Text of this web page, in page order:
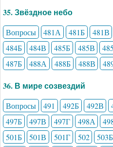
35. Звёздное небо
Вопросы 481А 481Б 481В
484Б
484В 485Б 485В
487Б
488А 488Б 488В
36. В мире созвездий
Вопросы 491 492Б 492В
497Б
497В 497Г 498А
501Б
501В 501Г 502 503Б